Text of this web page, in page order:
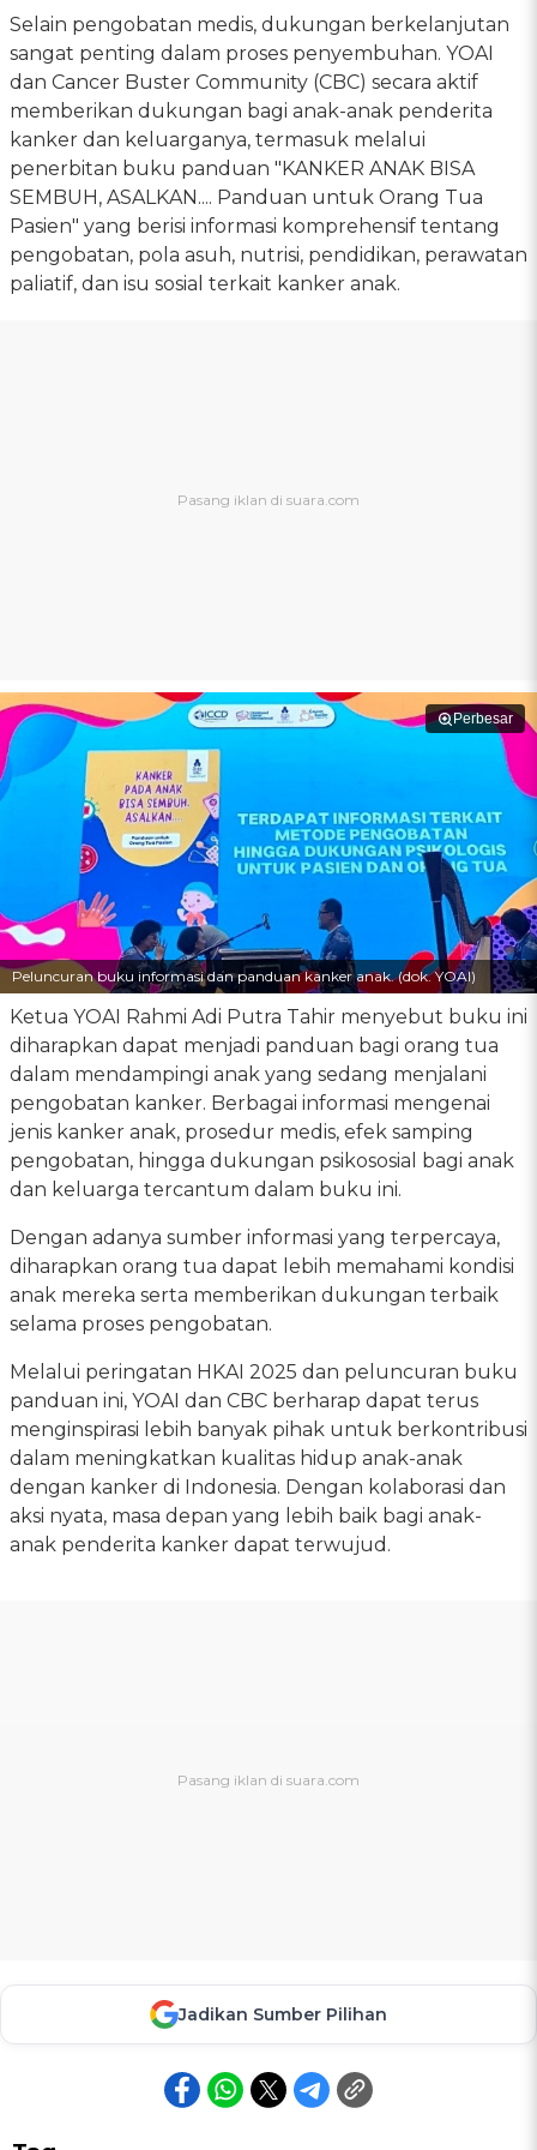
Selain pengobatan medis, dukungan berkelanjutan
sangat penting dalam proses penyembuhan. YOAI
dan Cancer Buster Community (CBC) secara aktif
memberikan dukungan bagi anak-anak penderita
kanker dan keluarganya, termasuk melalui
penerbitan buku panduan "KANKER ANAK BISA
SEMBUH, ASALKAN.... Panduan untuk Orang Tua
Pasien" yang berisi informasi komprehensif tentang
pengobatan, pola asuh, nutrisi, pendidikan, perawatan
paliatif, dan isu sosial terkait kanker anak.
Perbesar
Peluncuran buku informasi dan panduan kanker anak. (dok. YOAI)
Ketua YOAI Rahmi Adi Putra Tahir menyebut buku ini
diharapkan dapat menjadi panduan bagi orang tua
dalam mendampingi anak yang sedang menjalani
pengobatan kanker. Berbagai informasi mengenai
jenis kanker anak, prosedur medis, efek samping
pengobatan, hingga dukungan psikososial bagi anak
dan keluarga tercantum dalam buku ini.
Dengan adanya sumber informasi yang terpercaya,
diharapkan orang tua dapat lebih memahami kondisi
anak mereka serta memberikan dukungan terbaik
selama proses pengobatan.
Melalui peringatan HKAI 2025 dan peluncuran buku
panduan ini, YOAI dan CBC berharap dapat terus
menginspirasi lebih banyak pihak untuk berkontribusi
dalam meningkatkan kualitas hidup anak-anak
dengan kanker di Indonesia. Dengan kolaborasi dan
aksi nyata, masa depan yang lebih baik bagi anak-
anak penderita kanker dapat terwujud.
Jadikan Sumber Pilihan